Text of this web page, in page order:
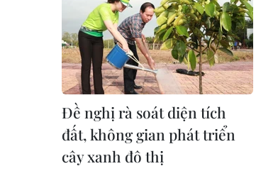
Đề nghị rà soát diện tích
đất, không gian phát triển
cây xanh đô thị